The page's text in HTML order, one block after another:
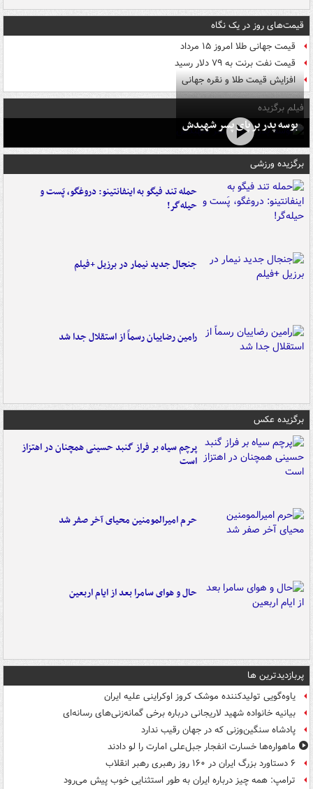
قیمت‌های روز در یک نگاه
قیمت جهانی طلا امروز ۱۵ مرداد
قیمت نفت برنت به ۷۹ دلار رسید
افزایش قیمت طلا و نقره جهانی
فیلم برگزیده
بوسه‌ پدر بر پای پسر شهیدش
برگزیده ورزشی
حمله تند فیگو به اینفانتینو: دروغگو، پَست‌ و
حیله‌گر!
جنجال جدید نیمار در برزیل +فیلم
رامین رضاییان رسماً از استقلال جدا شد
برگزیده عکس
پرچم سیاه بر فراز گنبد حسینی همچنان در اهتزاز
است
حرم امیرالمومنین محیای آخر صفر شد
حال و هوای سامرا بعد از ایام اربعین
پربازدیدترین ها
یاوه‌گویی تولیدکننده موشک کروز اوکراینی علیه ایران
بیانیه خانواده شهید لاریجانی درباره برخی گمانه‌زنی‌های رسانه‌ای
پادشاه سنگین‌وزنی که در جهان رقیب ندارد
ماهواره‌ها خسارت انفجار جبل‌علی امارت را لو دادند
۶ دستاورد بزرگ ایران در ۱۶۰ روز رهبری رهبر انقلاب
ترامپ: همه چیز درباره ایران به طور استثنایی خوب پیش می‌رود